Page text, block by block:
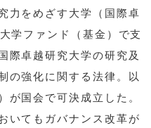
力をめざす大学（国際卓
学ファンド（基金）で支
際卓越研究大学の研究及
の強化に関する法律。以
が国会で可決成立した。
いてもガバナンス改革が